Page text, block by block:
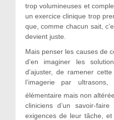
trop volumineuses et
un exercice clinique trop
que, comme chacun sait,
devient juste.
Mais penser les causes de
d’en imaginer les
d’ajuster, de ramener
l’imagerie par
élémentaire mais non
cliniciens d’un savoir-
exigences de leur tâche, et